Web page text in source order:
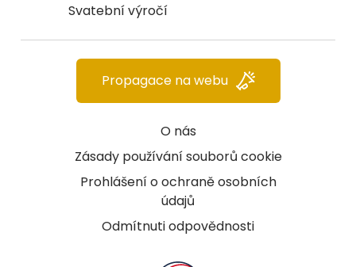
Svatební výročí
O nás
Zásady používání souborů cookie
Prohlášení o ochraně osobních
údajů
Odmítnuti odpovědnosti
Propagace na webu